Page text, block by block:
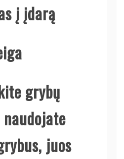
į įdarą
grybų
naudojate
juos